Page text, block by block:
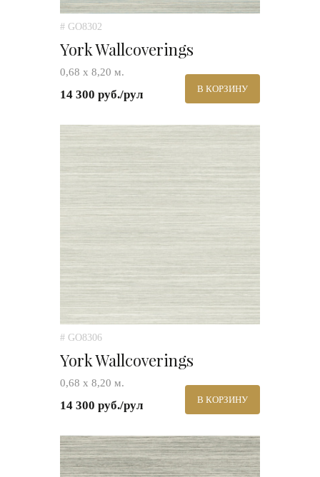
# GO8302
York Wallcoverings
0,68 х 8,20 м.
14 300 руб./рул В КОРЗИНУ
# GO8306
York Wallcoverings
0,68 х 8,20 м.
14 300 руб./рул В КОРЗИНУ